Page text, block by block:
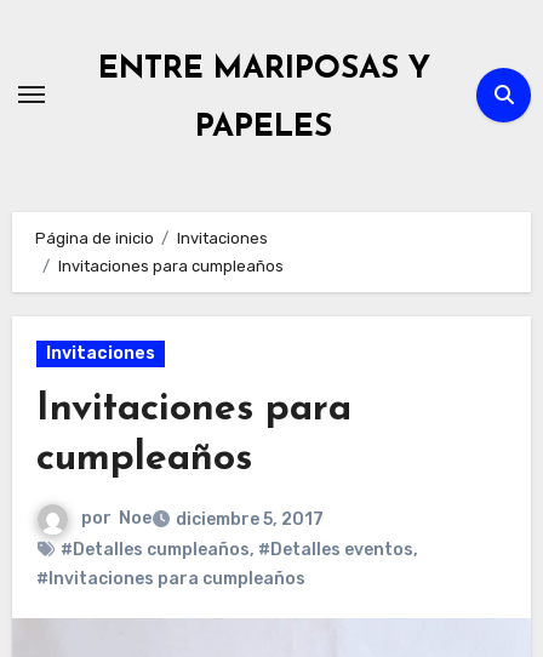
contenido
ENTRE MARIPOSAS Y
PAPELES
Página de inicio
Invitaciones
Invitaciones para cumpleaños
Invitaciones
Invitaciones para
cumpleaños
por Noe
diciembre 5, 2017
#Detalles cumpleaños, #Detalles eventos,
#Invitaciones para cumpleaños